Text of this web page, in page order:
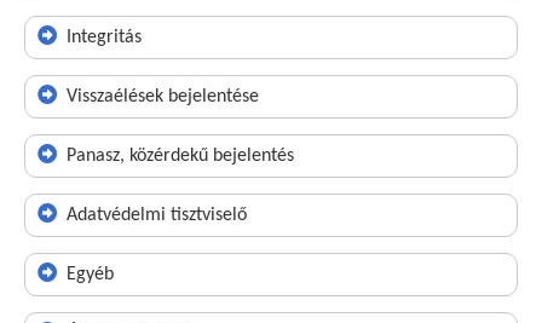
Integritás
Visszaélések bejelentése
Panasz, közérdekű bejelentés
Adatvédelmi tisztviselő
Egyéb